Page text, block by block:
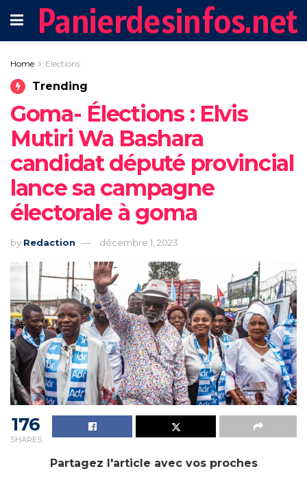
Panierdesinfos.net
Home Elections
Trending
Goma- Élections : Elvis
Mutiri Wa Bashara
candidat député provincial
lance sa campagne
électorale à goma
by Redaction décembre 1, 2023
176
SHARES
Partagez l'article avec vos proches